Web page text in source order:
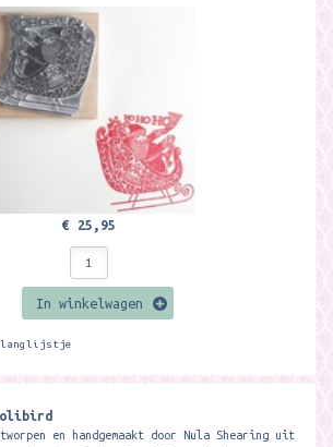
€ 25,95
In winkelwagen
en handgemaakt door Nula Shearing uit